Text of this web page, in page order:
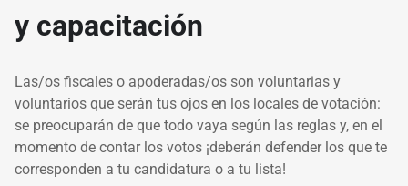
y capacitación
Las/os fiscales o apoderadas/os son voluntarias y
voluntarios que serán tus ojos en los locales de votación:
se preocuparán de que todo vaya según las reglas y, en el
momento de contar los votos ¡deberán defender los que te
corresponden a tu candidatura o a tu lista!